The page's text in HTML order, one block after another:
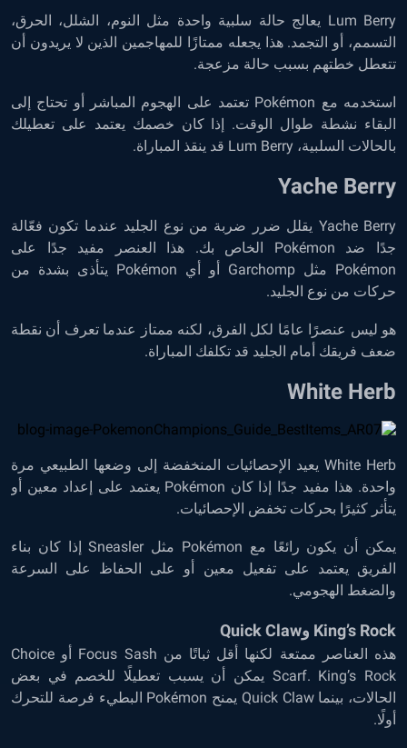
Lum Berry يعالج حالة سلبية واحدة مثل النوم، الشلل، الحرق،
التسمم، أو التجمد. هذا يجعله ممتازًا للمهاجمين الذين لا يريدون أن
تتعطل خطتهم بسبب حالة مزعجة.
استخدمه مع Pokémon تعتمد على الهجوم المباشر أو تحتاج إلى
البقاء نشطة طوال الوقت. إذا كان خصمك يعتمد على تعطيلك
بالحالات السلبية، Lum Berry قد ينقذ المباراة.
Yache Berry
Yache Berry يقلل ضرر ضربة من نوع الجليد عندما تكون فعّالة
جدًا ضد Pokémon الخاص بك. هذا العنصر مفيد جدًا على
Pokémon مثل Garchomp أو أي Pokémon يتأذى بشدة من
حركات من نوع الجليد.
هو ليس عنصرًا عامًا لكل الفرق، لكنه ممتاز عندما تعرف أن نقطة
ضعف فريقك أمام الجليد قد تكلفك المباراة.
White Herb
White Herb يعيد الإحصائيات المنخفضة إلى وضعها الطبيعي مرة
واحدة. هذا مفيد جدًا إذا كان Pokémon يعتمد على إعداد معين أو
يتأثر كثيرًا بحركات تخفض الإحصائيات.
يمكن أن يكون رائعًا مع Pokémon مثل Sneasler إذا كان بناء
الفريق يعتمد على تفعيل معين أو على الحفاظ على السرعة
والضغط الهجومي.
King’s Rock وQuick Claw
هذه العناصر ممتعة لكنها أقل ثباتًا من Focus Sash أو Choice
Scarf. King’s Rock يمكن أن يسبب تعطيلًا للخصم في بعض
الحالات، بينما Quick Claw يمنح Pokémon البطيء فرصة للتحرك
أولًا.